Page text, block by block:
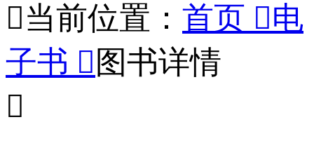
当前位置： 首页 电
子书  图书详情
